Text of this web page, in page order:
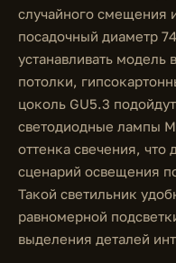
случайного смещения
посадочный диаметр
устанавливать
потолки,
цоколь GU5.3
светодиодные лампы
оттенка свечения, что
сценарий освещения
Такой светильник
равномерной
выделения деталей